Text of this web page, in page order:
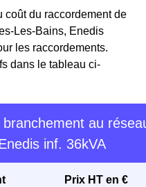
coût du raccordement de
Les-Bains, Enedis
les raccordements.
dans le tableau ci-
au
inf. 36kVA
Prix HT en €